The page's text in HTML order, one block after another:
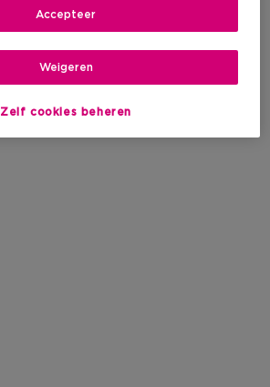
Zelf cookies beheren
Weigeren
Accepteer